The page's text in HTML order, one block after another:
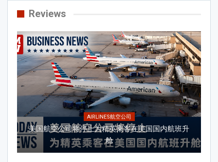
Reviews
AIRLINES航空公司
美国航空公司将停止为精英乘客在美国国内航班升
舱